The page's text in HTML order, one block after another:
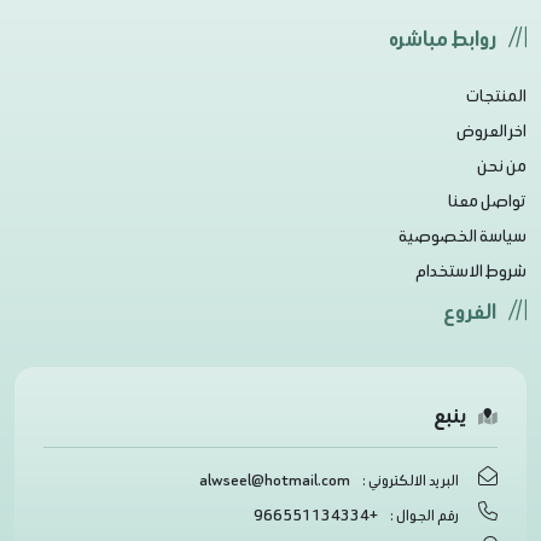
روابط مباشره
المنتجات
اخر العروض
من نحن
تواصل معنا
سياسة الخصوصية
شروط الاستخدام
الفروع
ينبع
البريد الالكتروني : alwseel@hotmail.com
رقم الجوال : +966551134334